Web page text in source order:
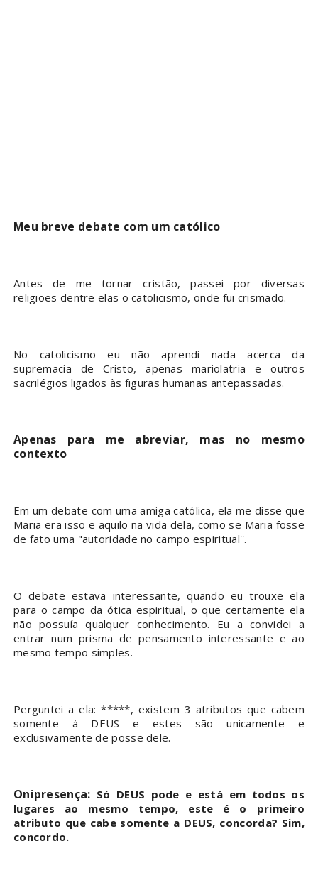
Meu breve debate com um católico
Antes de me tornar cristão, passei por diversas
religiões dentre elas o catolicismo, onde fui crismado.
No catolicismo eu não aprendi nada acerca da
supremacia de Cristo, apenas mariolatria e outros
sacrilégios ligados às figuras humanas antepassadas.
Apenas para me abreviar, mas no mesmo
contexto
Em um debate com uma amiga católica, ela me disse que
Maria era isso e aquilo na vida dela, como se Maria fosse
de fato uma "autoridade no campo espiritual''.
O debate estava interessante, quando eu trouxe ela
para o campo da ótica espiritual, o que certamente ela
não possuía qualquer conhecimento. Eu a convidei a
entrar num prisma de pensamento interessante e ao
mesmo tempo simples.
Perguntei a ela: *****, existem 3 atributos que cabem
somente à DEUS e estes são unicamente e
exclusivamente de posse dele.
Onipresença: Só DEUS pode e está em todos os
lugares ao mesmo tempo, este é o primeiro
atributo que cabe somente a DEUS, concorda? Sim,
concordo.